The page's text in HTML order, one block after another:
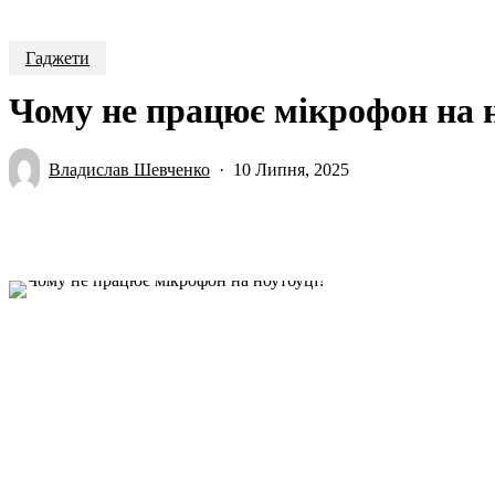
Гаджети
Чому не працює мікрофон на
Владислав Шевченко 10 Липня, 2025